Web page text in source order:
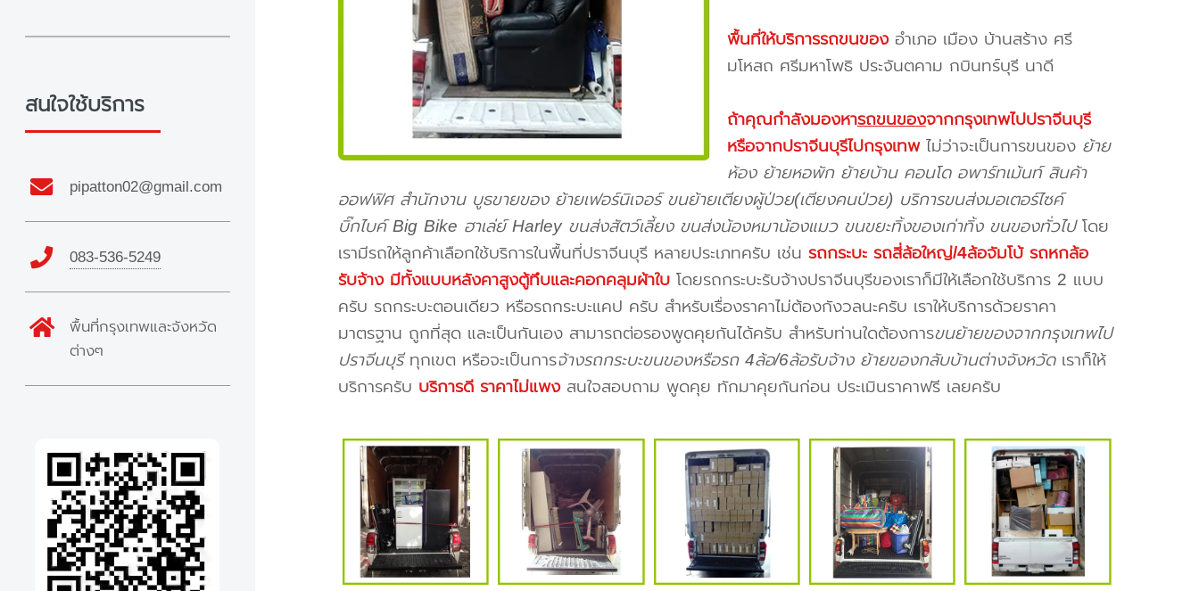
พื้นที่ให้บริการรถขนของอำเภอ เมือง บ้านสร้าง ศรี
มโหสถ ศรีมหาโพธิ ประจันตคาม กบินทร์บุรี นาดี
ถ้าคุณกำลังมองหารถขนของจากกรุงเทพไปปราจีนบุรี
หรือจากปราจีนบุรีไปกรุงเทพไม่ว่าจะเป็นการขนของ ย้าย
ห้อง ย้ายหอพัก ย้ายบ้าน คอนโด อพาร์ทเม้นท์ สินค้า
ออฟฟิศ สำนักงาน บูธขายของ ย้ายเฟอร์นิเจอร์ ขนย้ายเตียงผู้ป่วย(เตียงคนป่วย) บริการขนส่งมอเตอร์ไซค์
บิ๊กไบค์ Big Bike ฮาเล่ย์ Harley ขนส่งสัตว์เลี้ยง ขนส่งน้องหมาน้องแมว ขนขยะทิ้งของเก่าทิ้ง ขนของทั่วไปโดย
เรามีรถให้ลูกค้าเลือกใช้บริการในพื้นที่ปราจีนบุรี หลายประเภทครับ เช่น รถกระบะ รถสี่ล้อใหญ่/4ล้อจัมโบ้ รถหกล้อ
รับจ้าง มีทั้งแบบหลังคาสูงตู้ทึบและคอกคลุมผ้าใบโดยรถกระบะรับจ้างปราจีนบุรีของเราก็มีให้เลือกใช้บริการ 2 แบบ
ครับ รถกระบะตอนเดียว หรือรถกระบะแคป ครับ สำหรับเรื่องราคาไม่ต้องกังวลนะครับ เราให้บริการด้วยราคา
มาตรฐาน ถูกที่สุด และเป็นกันเอง สามารถต่อรองพูดคุยกันได้ครับ สำหรับท่านใดต้องการขนย้ายของจากกรุงเทพไป
ปราจีนบุรีทุกเขต หรือจะเป็นการจ้างรถกระบะขนของหรือรถ 4ล้อ/6ล้อรับจ้าง ย้ายของกลับบ้านต่างจังหวัดเราก็ให้
บริการครับ บริการดี ราคาไม่แพงสนใจสอบถาม พูดคุย ทักมาคุยกันก่อน ประเมินราคาฟรี เลยครับ
สนใจใช้บริการ
pipatton02@gmail.com
083-536-5249
พื้นที่กรุงเทพและจังหวัด
ต่างๆ